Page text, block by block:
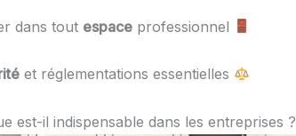
dans tout espace professionnel
et réglementations essentielles
est-il indispensable dans les entreprises ?